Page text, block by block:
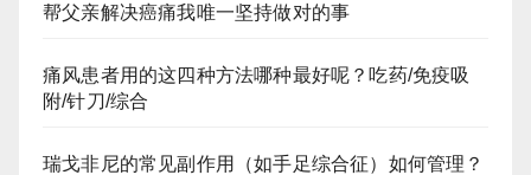
帮父亲解决癌痛我唯一坚持做对的事
痛风患者用的这四种方法哪种最好呢？吃药/免疫吸
附/针刀/综合
瑞戈非尼的常见副作用（如手足综合征）如何管理？